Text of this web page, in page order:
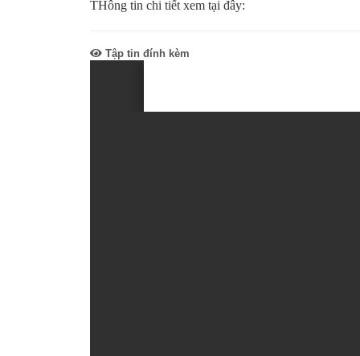
Phòng
THông tin chi tiết xem tại đây:
Tập tin đính kèm